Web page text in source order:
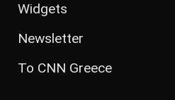
Widgets
Newsletter
Το CNN Greece